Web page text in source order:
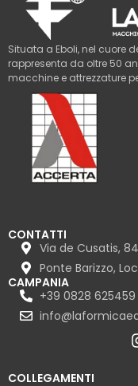
Situata a Eboli, nel cuore
rappresenta da oltre 50
macchine e attrezzature
CONTATTI
Via de Cusatis,
Ponte Barizzo,
CAMPANIA
+39 0828 625459
COLLEGAMENTI